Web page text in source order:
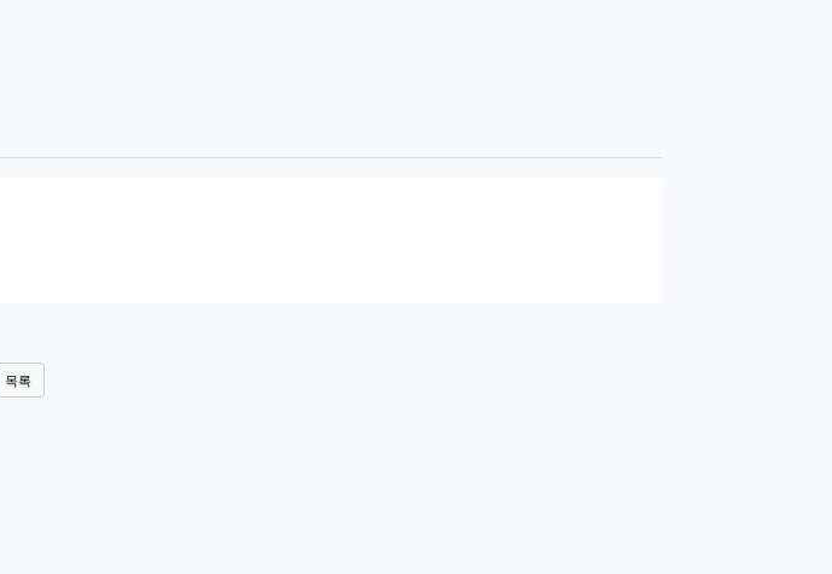
목록